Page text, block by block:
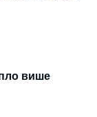
више